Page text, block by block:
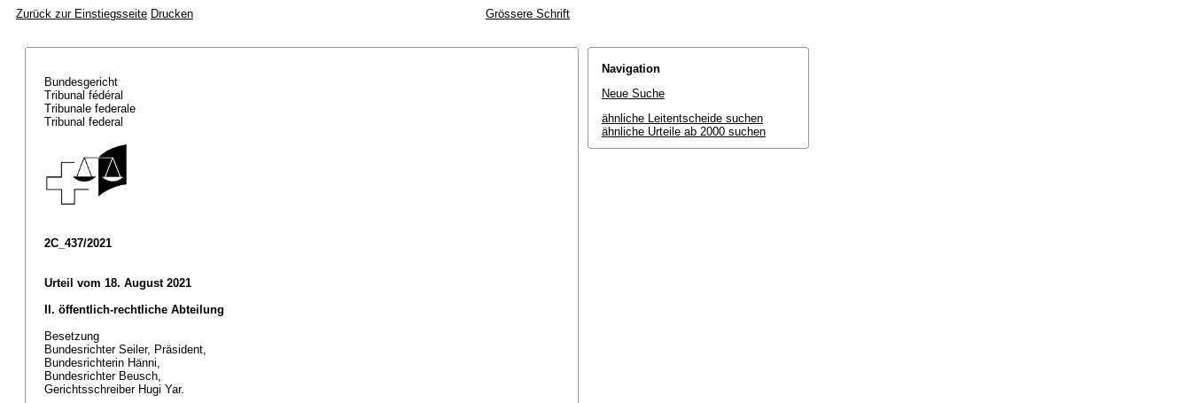
Zurück zur Einstiegsseite Drucken Grössere Schrift
Bundesgericht
Tribunal fédéral
Tribunale federale
Tribunal federal
2C_437/2021
Urteil vom 18. August 2021
II. öffentlich-rechtliche Abteilung
Besetzung
Bundesrichter Seiler, Präsident,
Bundesrichterin Hänni,
Bundesrichter Beusch,
Gerichtsschreiber Hugi Yar.
Navigation
Neue Suche
ähnliche Leitentscheide suchen
ähnliche Urteile ab 2000 suchen